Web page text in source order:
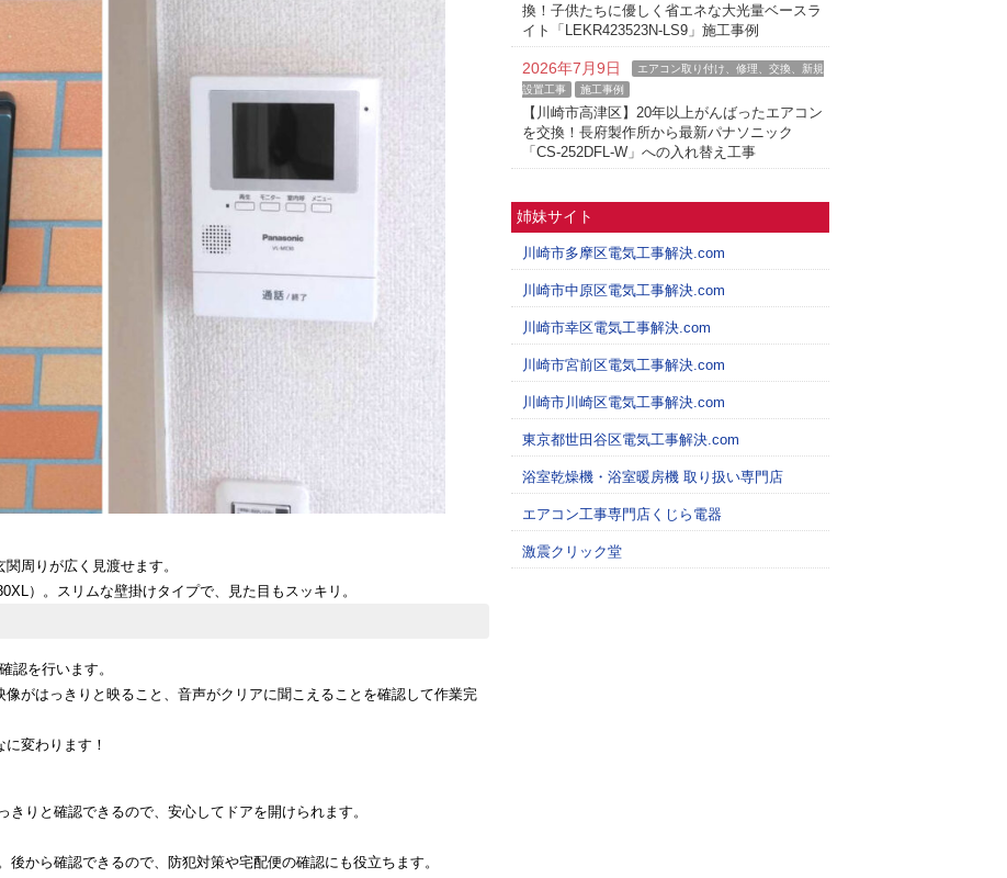
周りが広く見渡せます。
）。スリムな壁掛けタイプで、見た目もスッキリ。
認を行います。
がはっきりと映ること、音声がクリアに聞こえることを確認して作業完
変わります！
りと確認できるので、安心してドアを開けられます。
後から確認できるので、防犯対策や宅配便の確認にも役立ちます。
換！子供たちに優しく省エネな大光量ベースラ
イト「LEKR423523N-LS9」施工事例
2026年7月9日
エアコン取り付け、修理、交換、新規
設置工事
施工事例
【川崎市高津区】20年以上がんばったエアコン
を交換！長府製作所から最新パナソニック
「CS-252DFL-W」への入れ替え工事
姉妹サイト
川崎市多摩区電気工事解決.com
川崎市中原区電気工事解決.com
川崎市幸区電気工事解決.com
川崎市宮前区電気工事解決.com
川崎市川崎区電気工事解決.com
東京都世田谷区電気工事解決.com
浴室乾燥機・浴室暖房機 取り扱い専門店
エアコン工事専門店くじら電器
激震クリック堂